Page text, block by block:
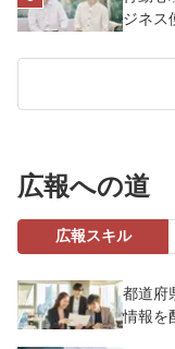
ジネス
広報への道
広報スキル
都道府
情報を